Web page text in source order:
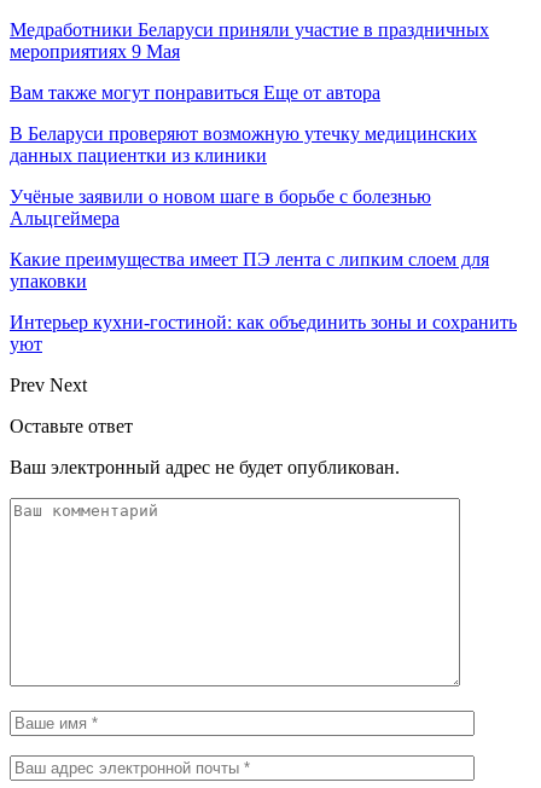
Медработники Беларуси приняли участие в праздничных
мероприятиях 9 Мая
Вам также могут понравиться Еще от автора
В Беларуси проверяют возможную утечку медицинских
данных пациентки из клиники
Учёные заявили о новом шаге в борьбе с болезнью
Альцгеймера
Какие преимущества имеет ПЭ лента с липким слоем для
упаковки
Интерьер кухни-гостиной: как объединить зоны и сохранить
уют
Prev Next
Оставьте ответ
Ваш электронный адрес не будет опубликован.